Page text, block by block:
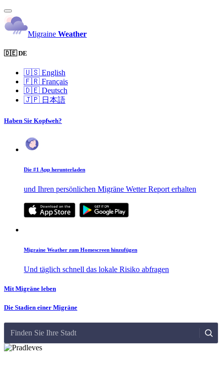
Migraine Weather
🇩🇪 DE
🇺🇸 English
🇫🇷 Français
🇩🇪 Deutsch
🇯🇵 日本語
Haben Sie Kopfweh?
Die #1 App herunterladen
und Ihren persönlichen Migräne Wetter Report erhalten
Migraine Weather zum Homescreen hinzufügen
Und täglich schnell das lokale Risiko abfragen
Mit Migräne leben
Die Stadien einer Migräne
Finden Sie Ihre Stadt